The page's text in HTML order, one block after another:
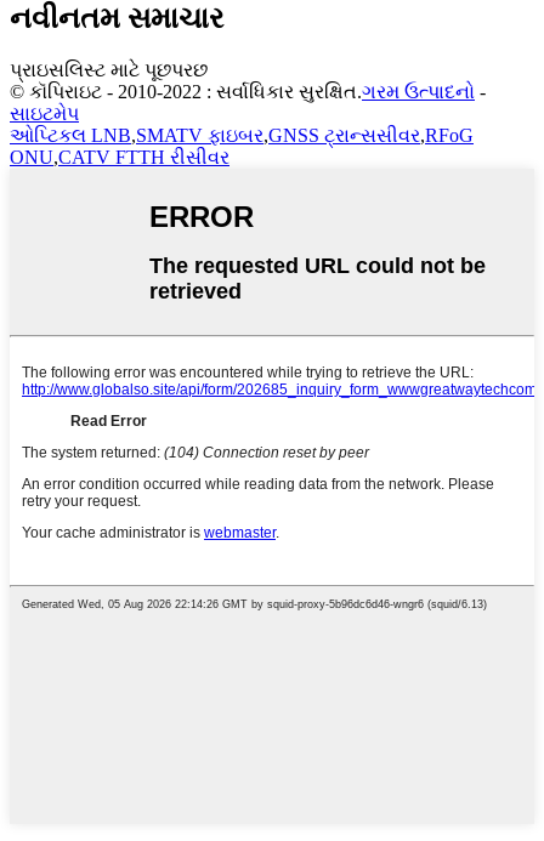
નવીનતમ સમાચાર
પ્રાઇસલિસ્ટ માટે પૂછપરછ
© કૉપિરાઇટ - 2010-2022 : સર્વાધિકાર સુરક્ષિત.ગરમ ઉત્પાદનો -
સાઇટમેપ
ઓપ્ટિકલ LNB,SMATV ફાઇબર,GNSS ટ્રાન્સસીવર,RFoG
ONU,CATV FTTH રીસીવર